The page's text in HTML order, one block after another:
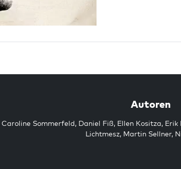
Autoren
Caroline Sommerfeld, Daniel Fiß, Ellen Kositza, Erik
Lichtmesz, Martin Sellner,